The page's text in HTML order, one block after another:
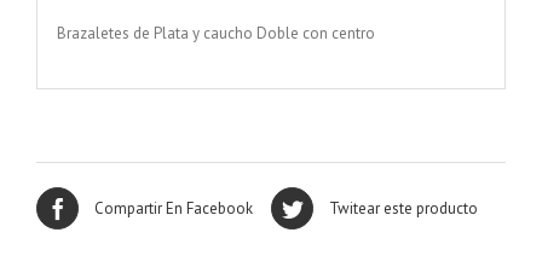
Brazaletes de Plata y caucho Doble con centro
Compartir En Facebook Twitear este producto